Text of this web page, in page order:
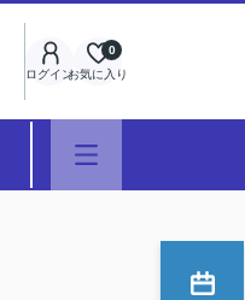
ログインお気に入り
0